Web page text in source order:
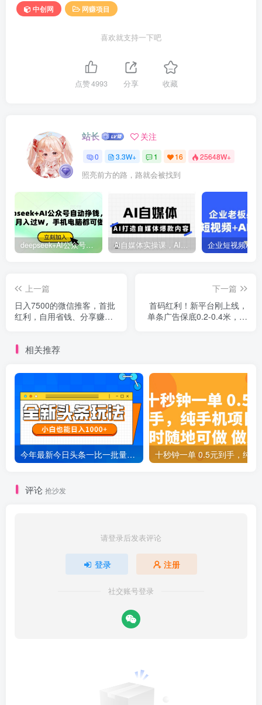
中创网 网赚项目
喜欢就支持一下吧
点赞4993 分享 收藏
站长 关注
0 3.3W+ 1 16 25648W+
照亮前方的路，路就会被找到
deepseek+AI公众号自动挣钱，轻松月入过W，手机电脑都可做
上一篇
日入7500的微信推客，首批
红利，自用省钱、分享赚
下一篇
首码红利！新平台刚上线，
单条广告保底0.2-0.4米，单
相关推荐
今年最新今日头条一比一批量搬砖，小白也可以日赚千元
评论 抢沙发
请登录后发表评论
登录 注册
社交账号登录